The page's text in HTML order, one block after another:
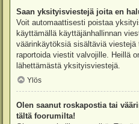
Saan yksityisviestejä joita en
Voit automaattisesti poistaa
käyttämällä käyttäjänhallinnan
väärinkäytöksiä sisältäviä
raportoida viestit valvojille. Heillä
lähettämästä yksityisviestejä.
Ylös
Olen saanut roskapostia tai
tältä foorumilta!